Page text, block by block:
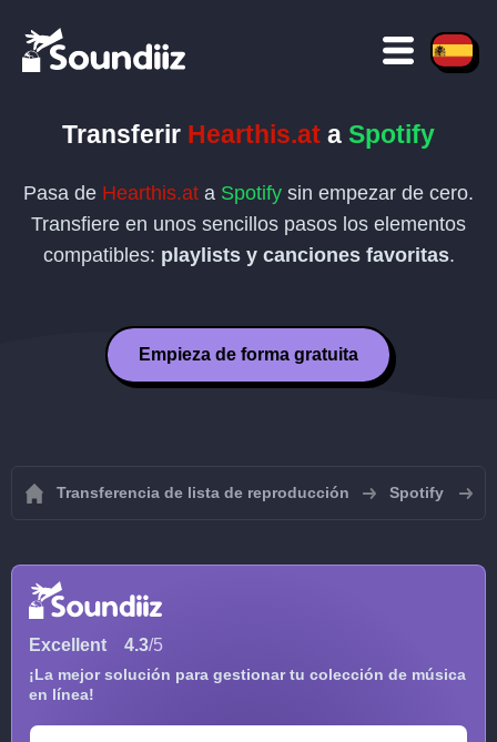
Transferir Hearthis.at a Spotify
Pasa de Hearthis.at a Spotify sin empezar de cero.
Transfiere en unos sencillos pasos los elementos
compatibles: playlists y canciones favoritas.
Empieza de forma gratuita
Transferencia de lista de reproducción Spotify
Excellent 4.3/5
¡La mejor solución para gestionar tu colección de música
en línea!